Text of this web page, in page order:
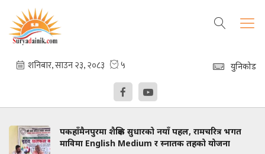
युनिकोड
पकहाँमैनपुरमा शैक्षिक सुधारको नयाँ पहल, रामचरित्र भगत
माविमा English Medium र स्नातक तहको योजना